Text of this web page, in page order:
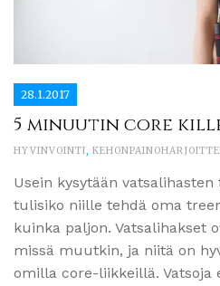
28.1.2017
5 minuutin core
HYVINVOINTI,
Usein kysytään
tulisiko niille tehdä oma
kuinka paljon. Vatsalihakset
missä muutkin, ja niitä on
omilla core-liikkeillä. Vatsoja